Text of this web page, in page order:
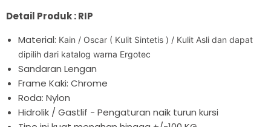
Detail Produk : RIP
Material: Kain / Oscar ( Kulit Sintetis ) / Kulit Asli dan dapat
dipilih dari katalog warna Ergotec
Sandaran Lengan
Frame Kaki: Chrome
Roda: Nylon
Hidrolik / Gastlif - Pengaturan naik turun kursi